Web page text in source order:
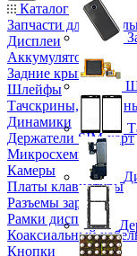
Каталог
Запчасти для
Дисплеи
Аккумуляторы
Задние крышки
Шлейфы
Тачскрины,
Динамики
Держатели SIM-карт
Микросхемы
Камеры
Платы клавиатуры
Разъемы зарядки
Рамки дисплея
Коаксиальный
Кнопки